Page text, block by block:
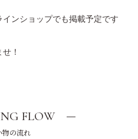
ンショップでも掲載予定です
！
FLOW
物の流れ